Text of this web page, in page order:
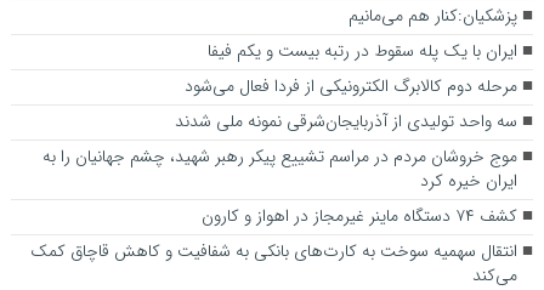
پزشکیان:کنار هم می‌مانیم
ایران با یک پله سقوط در رتبه بیست و یکم فیفا
مرحله دوم کالابرگ الکترونیکی از فردا فعال می‌شود
سه واحد تولیدی از آذربایجان‌شرقی نمونه ملی شدند
موج خروشان مردم در مراسم تشییع پیکر رهبر شهید، چشم جهانیان را به
ایران خیره کرد
کشف ۷۴ دستگاه ماینر غیرمجاز در اهواز و کارون
انتقال سهمیه سوخت به کارت‌های بانکی به شفافیت و کاهش قاچاق کمک
می‌کند